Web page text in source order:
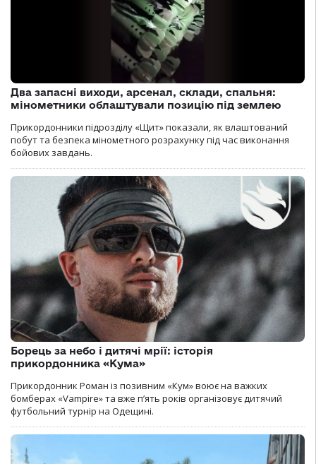
Два запасні виходи, арсенал, склади, спальня:
мінометники облаштували позицію під землею
Прикордонники підрозділу «Щит» показали, як влаштований
побут та безпека мінометного розрахунку під час виконання
бойових завдань.
Борець за небо і дитячі мрії: історія
прикордонника «Кума»
Прикордонник Роман із позивним «Кум» воює на важких
бомберах «Vampire» та вже п’ять років організовує дитячий
футбольний турнір на Одещині.